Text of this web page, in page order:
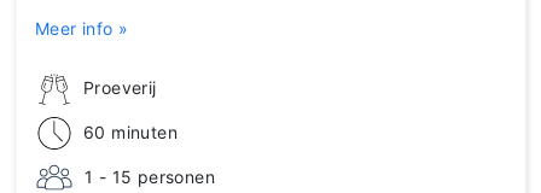
Proeverij
60 minuten
1 - 15 personen
Meer info »